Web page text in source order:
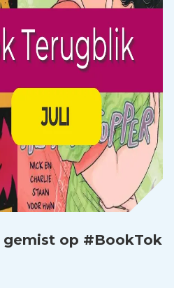
op #BookTok